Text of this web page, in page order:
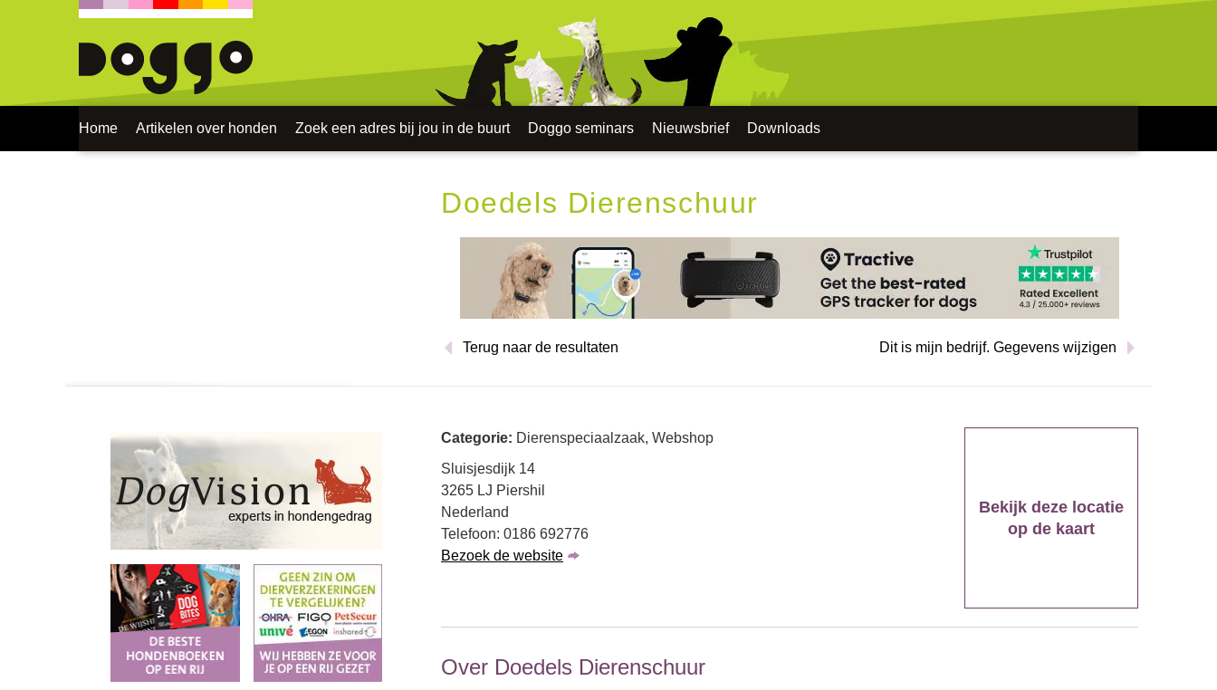
Home Artikelen over honden Zoek een adres bij jou in de buurt Doggo seminars Nieuwsbrief Downloads
Doedels Dierenschuur
Terug naar de resultaten Dit is mijn bedrijf. Gegevens wijzigen
Categorie: Dierenspeciaalzaak, Webshop
Sluisjesdijk 14
3265 LJ Piershil
Nederland
Telefoon: 0186 692776
Bezoek de website
Bekijk deze locatie
op de kaart
Over Doedels Dierenschuur